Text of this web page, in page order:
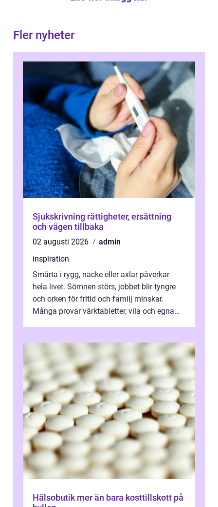
Fler nyheter
Sjukskrivning rättigheter, ersättning
och vägen tillbaka
02 augusti 2026
admin
inspiration
Smärta i rygg, nacke eller axlar påverkar
hela livet. Sömnen störs, jobbet blir tyngre
och orken för fritid och familj minskar.
Många provar värktabletter, vila och egna
Hälsobutik mer än bara kosttillskott på